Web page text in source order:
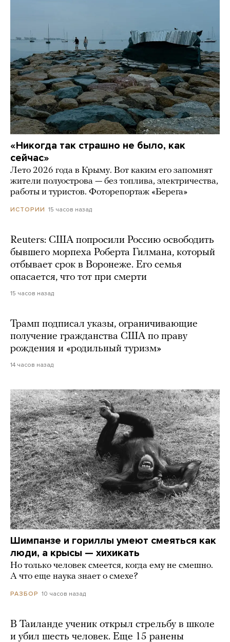
«Никогда так страшно не было, как
сейчас»
Лето 2026 года в Крыму. Вот каким его запомнят
жители полуострова — без топлива, электричества,
работы и туристов. Фоторепортаж «Берега»
ИСТОРИИ 15 часов назад
Reuters: США попросили Россию освободить
бывшего морпеха Роберта Гилмана, который
отбывает срок в Воронеже. Его семья
опасается, что тот при смерти
15 часов назад
Трамп подписал указы, ограничивающие
получение гражданства США по праву
рождения и «родильный туризм»
14 часов назад
Шимпанзе и гориллы умеют смеяться как
люди, а крысы — хихикать
Но только человек смеется, когда ему не смешно.
А что еще наука знает о смехе?
РАЗБОР 10 часов назад
В Таиланде ученик открыл стрельбу в школе
и убил шесть человек. Еще 15 ранены